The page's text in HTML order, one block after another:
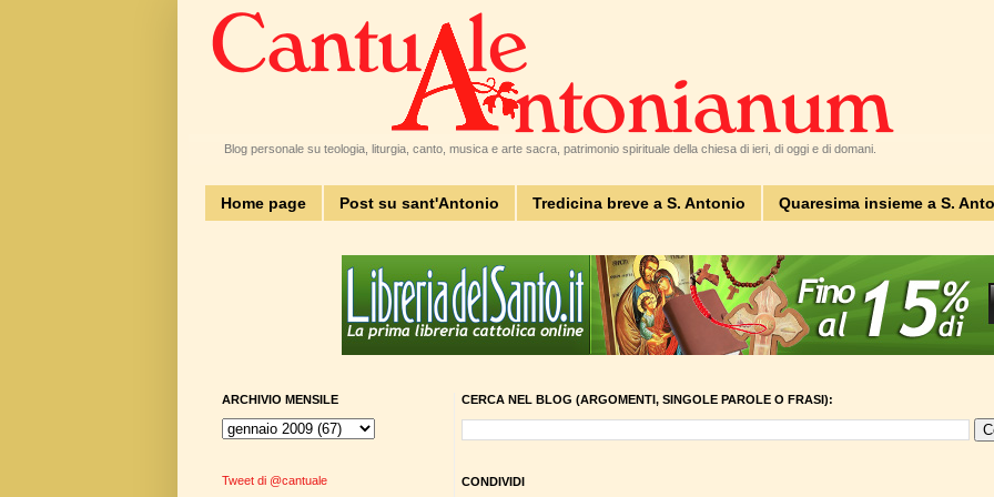
Blog personale su teologia, liturgia, canto, musica e arte sacra, patrimonio spirituale della chiesa di ieri, di oggi e di domani.
Home page Post su sant'Antonio Tredicina breve a S. Antonio Quaresima insieme a S.
CERCA NEL BLOG (ARGOMENTI, SINGOLE PAROLE O FRASI):
CONDIVIDI
ARCHIVIO MENSILE
Tweet di @cantuale